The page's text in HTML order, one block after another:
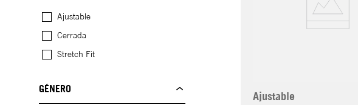
Ajustable
Cerrada
Stretch Fit
GÉNERO
Ajustable